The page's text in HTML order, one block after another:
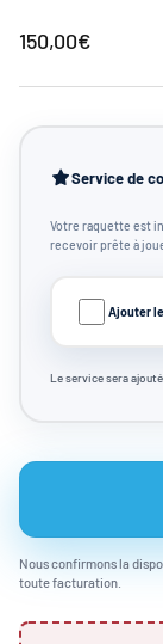
150,00€
Service de
Votre raquette est
recevoir prête à
Ajouter
Le service sera
Nous confirmons la
toute facturation.